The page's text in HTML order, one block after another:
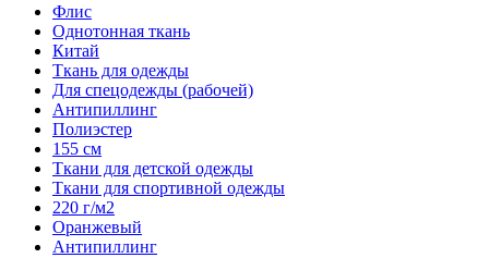
Флис
Однотонная ткань
Китай
Ткань для одежды
Для спецодежды (рабочей)
Антипиллинг
Полиэстер
155 см
Ткани для детской одежды
Ткани для спортивной одежды
220 г/м2
Оранжевый
Антипиллинг